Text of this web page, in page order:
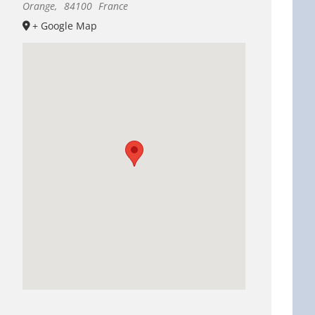
Orange, 84100 France
+ Google Map